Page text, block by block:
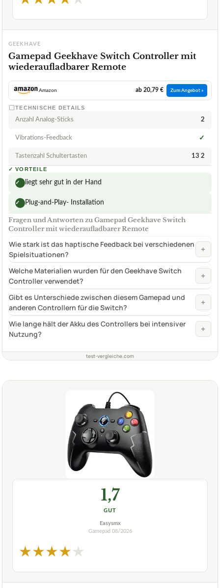
GEEKHAVE
Gamepad Geekhave Switch Controller mit
wiederaufladbarer Remote
Amazon ab 20,79 € Zum Angebot »
TECHNISCHE DETAILS
Anzahl Analog-Sticks 2
Vibrations-Feedback ✓
Tastenzahl Schultertasten 13 2
✓ VORTEILE
✓ liegt sehr gut in der Hand
✓ Plug-and-Play- Installation
Fragen und Antworten zu Gamepad Geekhave Switch
Controller mit wiederaufladbarer Remote
Wie stark ist das haptische Feedback bei verschiedenen
Spielsituationen?
+
Welche Materialien wurden für den Geekhave Switch
Controller verwendet?
+
Gibt es Unterschiede zwischen diesem Gamepad und
anderen Controllern für die Switch?
+
Wie lange hält der Akku des Controllers bei intensiver
Nutzung?
+
test-vergleiche.com
1,7
GUT
Easysmx
Gamepad 08/2026
★★★★★